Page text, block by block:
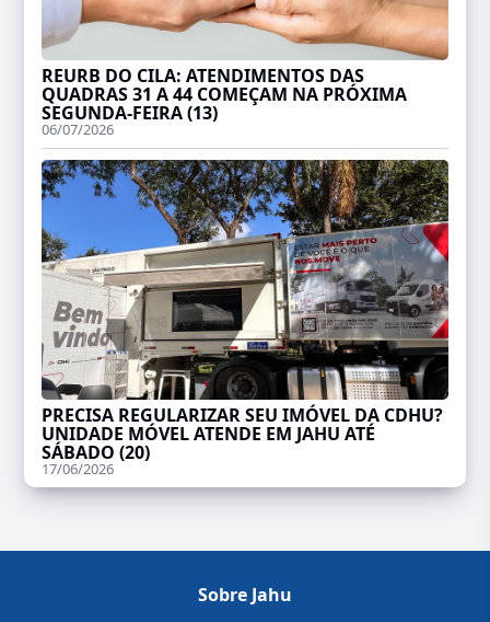
REURB DO CILA: ATENDIMENTOS DAS
QUADRAS 31 A 44 COMEÇAM NA PRÓXIMA
SEGUNDA-FEIRA (13)
06/07/2026
PRECISA REGULARIZAR SEU IMÓVEL DA CDHU?
UNIDADE MÓVEL ATENDE EM JAHU ATÉ
SÁBADO (20)
17/06/2026
Sobre Jahu